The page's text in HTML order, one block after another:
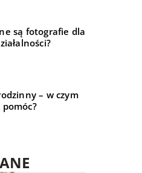
są fotografie dla
– w czym
pomóc?